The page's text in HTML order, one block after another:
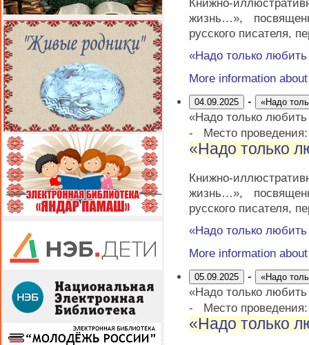
Книжно-
жизнь…»,
русского писателя,
«Надо только
More information
04.09.2025 - «Надо
«Надо только
-
Место
«Надо только
Книжно-
жизнь…»,
русского писателя,
«Надо только
More information
05.09.2025 - «Надо
«Надо только
-
Место
«Надо только